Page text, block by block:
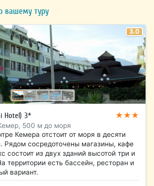
вашему туру
3.0
Hotel) 3* ★★★
500 м до моря
Кемера отстоит от моря в десяти
Рядом сосредоточены магазины, кафе
состоит из двух зданий высотой три и
территории есть бассейн, ресторан и
вариант.